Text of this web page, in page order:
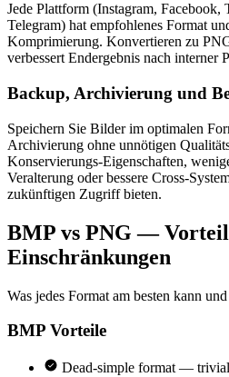
Jede Plattform (Instagram,
Telegram) hat empfohlenes Format
Komprimierung. Konvertieren zu
verbessert Endergebnis nach
Backup, Archivierung und
Speichern Sie Bilder im optimalen
Archivierung ohne unnötigen
Konservierungs-Eigenschaften,
Veralterung oder bessere Cross-
zukünftigen Zugriff bieten.
BMP vs PNG —
Einschränkungen
Was jedes Format am besten kann
BMP Vorteile
Dead-simple format —